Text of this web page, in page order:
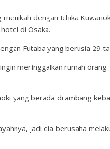
dengan Ichika
di Osaka.
Futaba yang berusia 29
meninggalkan rumah orang
yang berada di ambang
jadi dia berusaha